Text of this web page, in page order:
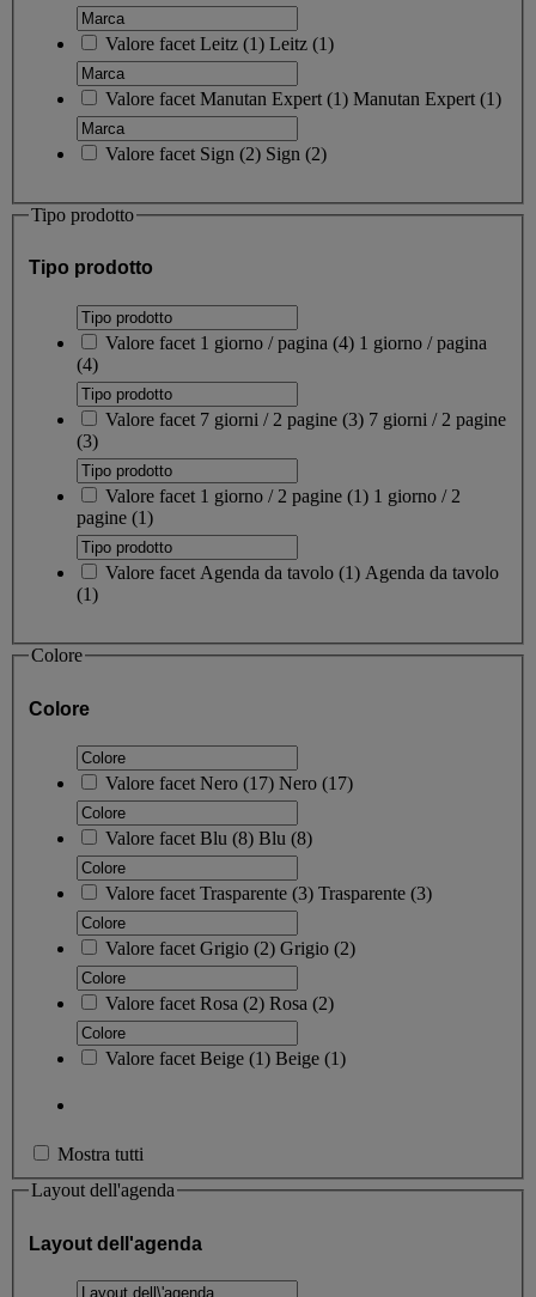
Valore facet Leitz (1) Leitz (1)
Valore facet Manutan Expert (1) Manutan Expert (1)
Valore facet Sign (2) Sign (2)
Tipo prodotto
Tipo prodotto
Valore facet 1 giorno / pagina (4) 1 giorno / pagina
(4)
Valore facet 7 giorni / 2 pagine (3) 7 giorni / 2 pagine
(3)
Valore facet 1 giorno / 2 pagine (1) 1 giorno / 2
pagine (1)
Valore facet Agenda da tavolo (1) Agenda da tavolo
(1)
Colore
Colore
Valore facet Nero (17) Nero (17)
Valore facet Blu (8) Blu (8)
Valore facet Trasparente (3) Trasparente (3)
Valore facet Grigio (2) Grigio (2)
Valore facet Rosa (2) Rosa (2)
Valore facet Beige (1) Beige (1)
Mostra tutti
Layout dell'agenda
Layout dell'agenda